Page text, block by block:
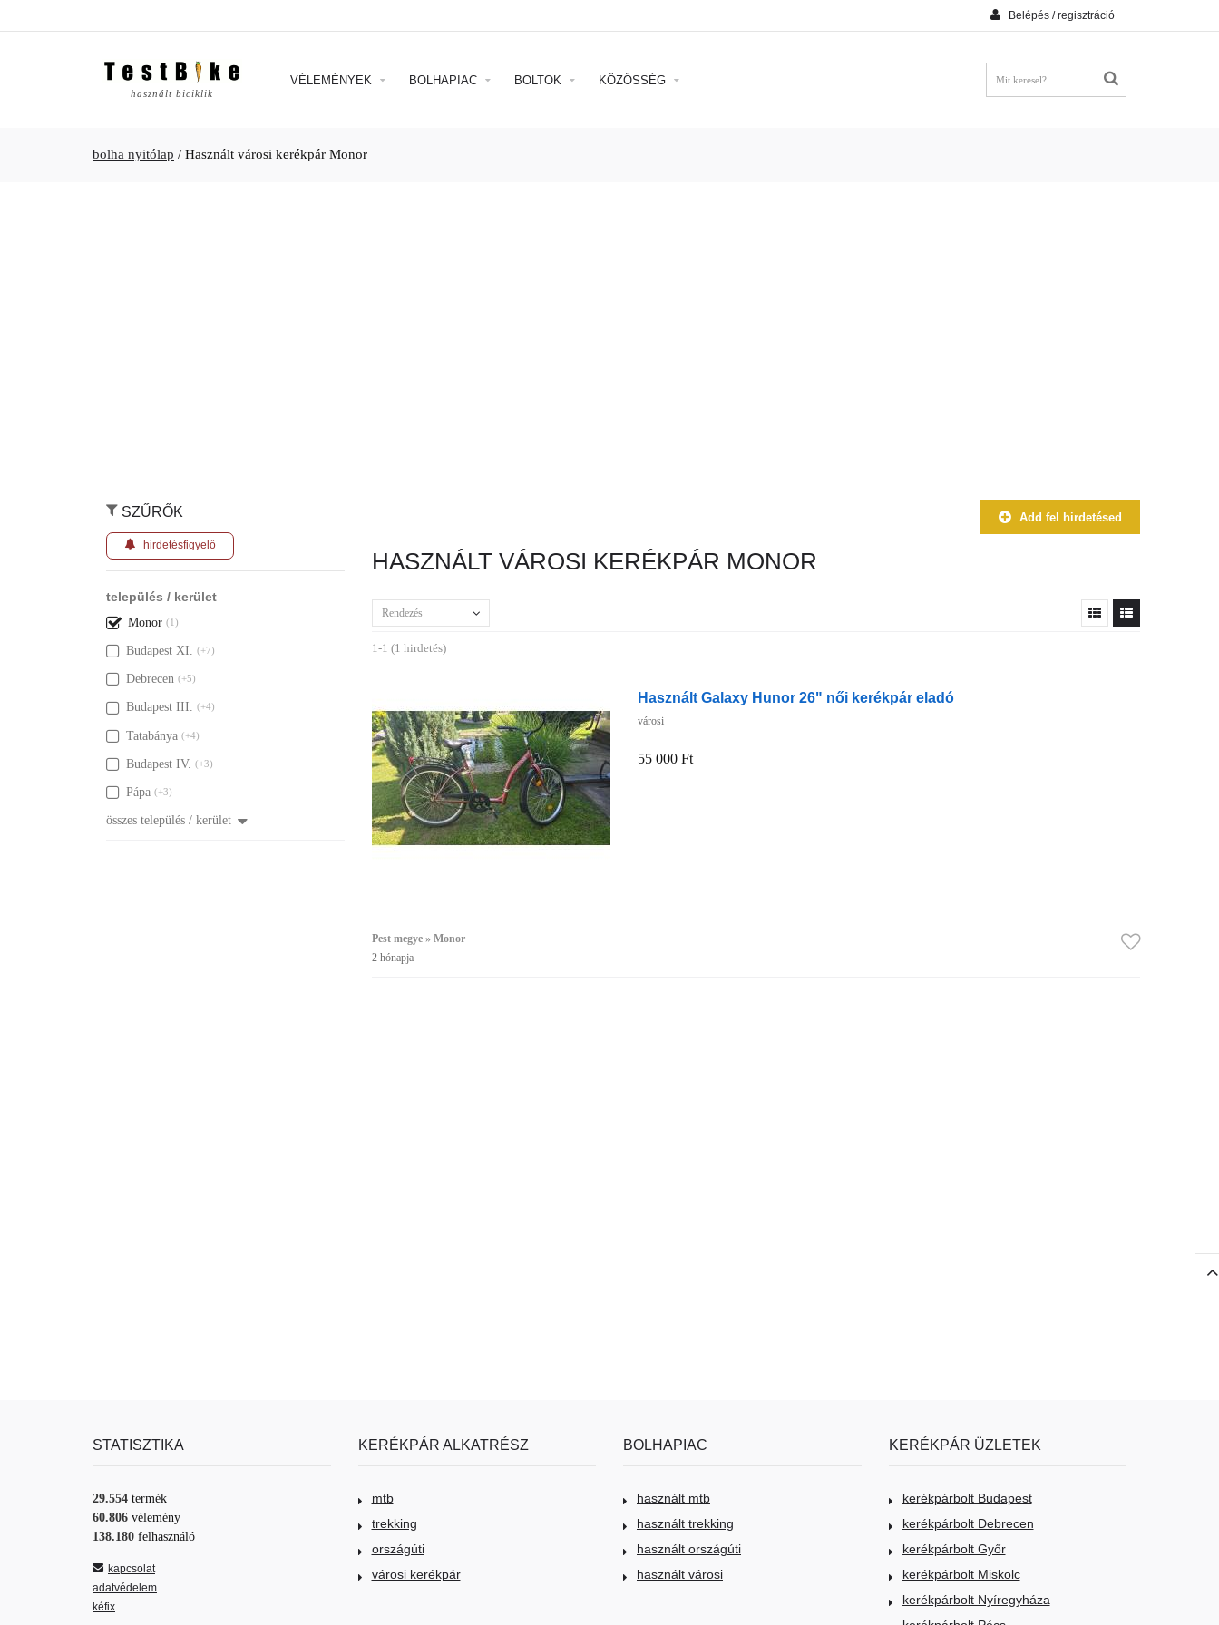
Belépés / regisztráció
használt biciklik
VÉLEMÉNYEK BOLHAPIAC BOLTOK KÖZÖSSÉG
bolha nyitólap / Használt városi kerékpár Monor
SZŰRŐK
hirdetésfigyelő
település / kerület
Monor (1)
Budapest XI. (+7)
Debrecen (+5)
Budapest III. (+4)
Tatabánya (+4)
Budapest IV. (+3)
Pápa (+3)
összes település / kerület
Add fel hirdetésed
HASZNÁLT VÁROSI KERÉKPÁR MONOR
Rendezés
1-1 (1 hirdetés)
Használt Galaxy Hunor 26" női kerékpár eladó
városi
55 000 Ft
Pest megye » Monor
2 hónapja
STATISZTIKA
29.554 termék
60.806 vélemény
138.180 felhasználó
kapcsolat
adatvédelem
kéfix
KERÉKPÁR ALKATRÉSZ
mtb
trekking
országúti
városi kerékpár
BOLHAPIAC
használt mtb
használt trekking
használt országúti
használt városi
KERÉKPÁR ÜZLETEK
kerékpárbolt Budapest
kerékpárbolt Debrecen
kerékpárbolt Győr
kerékpárbolt Miskolc
kerékpárbolt Nyíregyháza